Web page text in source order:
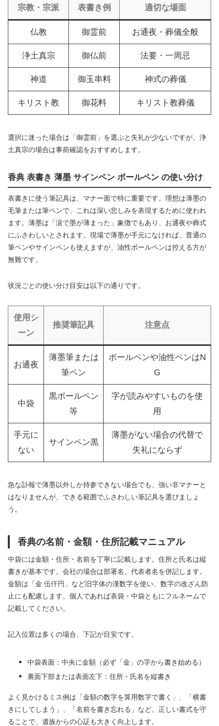
宗教・宗派 表書き例 適切な場面
仏教 御霊前 お通夜・葬儀全般
浄土真宗 御仏前 法要・一周忌
神道 御玉串料 神式の葬儀
キリスト教 御花料 キリスト教葬儀
選択に迷った場合は「御霊前」を選ぶと失礼が少ないですが、浄
土真宗の場合は事前確認をおすすめします。
香典 表書き 薄墨 サインペン ボールペン の使い分け
表書きに使う筆記具は、マナー面で特に重要です。理想は薄墨の
毛筆または筆ペンで、これは深い悲しみを表現するために使われ
ます。薄墨は「涙で墨が薄まった」象徴でもあり、お通夜や葬式
にふさわしいとされます。現場で薄墨が手元になければ、普通の
筆ペンやサインペンも使えますが、油性ボールペンは控える方が
無難です。
状況ごとの使い分け目安は以下の通りです。
使用シ
ーン
推奨筆記具 注意点
お通夜
薄墨筆または
筆ペン
ボールペンや油性ペンはN
G
中袋
黒ボールペン
等
字が読みやすいものを使
用
手元に
ない
サインペン黒
薄墨がない場合の代替で
失礼にならず
急な訃報で薄墨以外しか持参できない場合でも、強い非マナーと
はなりませんが、できる範囲でふさわしい筆記具を選びましょ
う。
香典の名前・金額・住所記載マニュアル
中袋には金額・住所・名前を丁寧に記載します。住所と氏名は縦
書きが基本です。会社の場合は部署名、代表者名を併記します。
金額は「金 伍仟円」など旧字体の漢数字を使い、数字の改ざん防
止にも配慮します。個人であれば表袋・中袋ともにフルネームで
記載してください。
記入位置は多くの場合、下記が目安です。
中袋表面：中央に金額（必ず「金」の字から書き始める）
裏面下部または表面左下：住所・氏名を縦書き
よく見かけるミス例は「金額の数字を算用数字で書く」、「横書
きにしてしまう」、「名前を書き忘れる」など。正しい書式を守
ることで、遺族からの心証も大きく向上します。